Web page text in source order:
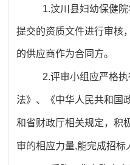
1.汶川县妇幼保健
提交的资质文件进行审核
的供应商作为合同方。
2.评审小组应严格
法》、《中华人民共和国
和省财政厅相关规定，积
审的相应力量,能完成招标